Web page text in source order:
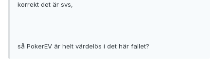
korrekt det är svs,
så PokerEV är helt värdelös i det här fallet?